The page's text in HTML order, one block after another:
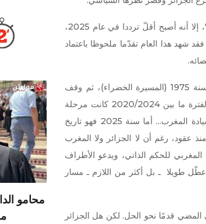
وعلى الرغم من أن العالم لا يزال غارقا في "زمن الأزمات المتواصلة"، إلا أنه أصبح أقلّ ترددا في عام 2025،
شهد هذا العام تقدّما ملحوظا باعتماد
لقد مرت قضية الصحراء المغربية بأربع محطات حاسمة، بداية من سنة 1975 (المسيرة الخضراء)، ثم وقف
إطلاق النار سنة 1991، فمقترح الحكم الذاتي المغربي 2007، لكن الفترة ما بين 2020/2024 كانت مرحلة
حاسمة في تاريخ هذا الملف بعد اعتراف الولايات المتحدة وفرنسا بسيادة المغرب... أما سنة 2025 فهو تاريخ
عقود، رغم أن لا الجزائر ولا المغرب
المغربي للحكم الذاتي، ويدعو الأطراف
طويلا ـ بل أكثر من اللازم ـ مسار
قدمًا نحو الحل. لكن هل الجزائر
محامو